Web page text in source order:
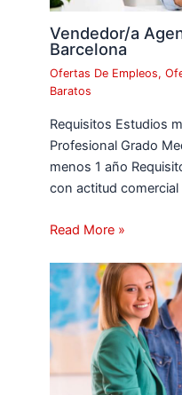
Vendedor/a
Barcelona
Ofertas De Empleos,
Baratos
Requisitos Estudios
Profesional Grado
menos 1 año
con actitud
Read More »